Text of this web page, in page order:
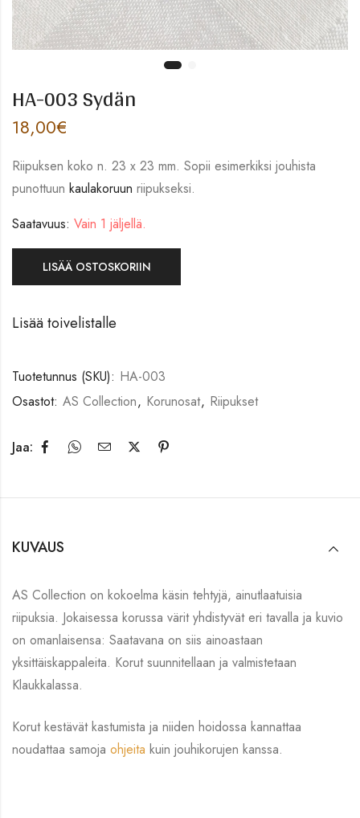
HA-003 Sydän
18,00€
Riipuksen koko n. 23 x 23 mm. Sopii esimerkiksi jouhista
punottuun kaulakoruun riipukseksi.
Saatavuus: Vain 1 jäljellä.
LISÄÄ OSTOSKORIIN
Lisää toivelistalle
Tuotetunnus (SKU): HA-003
Osastot: AS Collection, Korunosat, Riipukset
Jaa:
KUVAUS
AS Collection on kokoelma käsin tehtyjä, ainutlaatuisia
riipuksia. Jokaisessa korussa värit yhdistyvät eri tavalla ja kuvio
on omanlaisensa: Saatavana on siis ainoastaan
yksittäiskappaleita. Korut suunnitellaan ja valmistetaan
Klaukkalassa.
Korut kestävät kastumista ja niiden hoidossa kannattaa
noudattaa samoja ohjeita kuin jouhikorujen kanssa.